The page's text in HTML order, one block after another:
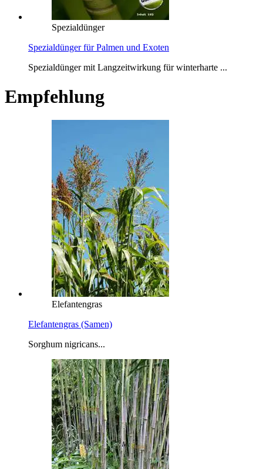
Spezialdünger
Spezialdünger für Palmen und Exoten
Spezialdünger mit Langzeitwirkung für winterharte ...
Empfehlung
Elefantengras
Elefantengras (Samen)
Sorghum nigricans...